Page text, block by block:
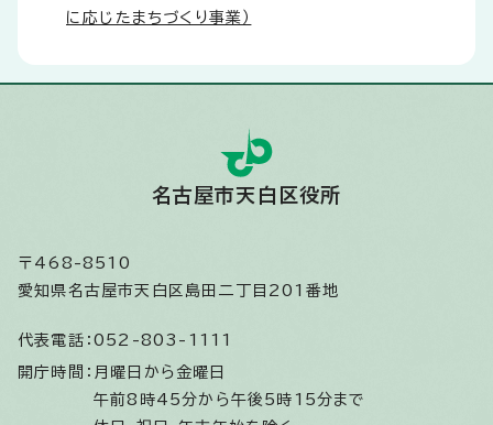
に応じたまちづくり事業）
名古屋市天白区役所
〒468-8510
愛知県名古屋市天白区島田二丁目201番地
代表電話： 052-803-1111
開庁時間： 月曜日から金曜日
午前8時45分から午後5時15分まで